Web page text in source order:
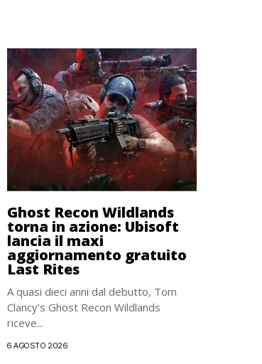
Ghost Recon Wildlands
torna in azione: Ubisoft
lancia il maxi
aggiornamento gratuito
Last Rites
A quasi dieci anni dal debutto, Tom
Clancy’s Ghost Recon Wildlands
riceve...
6 AGOSTO 2026